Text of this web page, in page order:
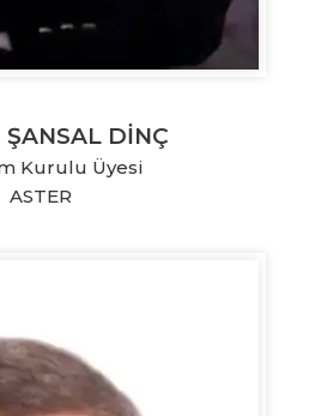
ŞANSAL DİNÇ
Kurulu Üyesi
ASTER